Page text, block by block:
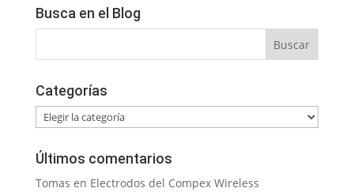
Busca en el Blog
Categorías
Categorías
Últimos comentarios
Tomas en Electrodos del Compex Wireless